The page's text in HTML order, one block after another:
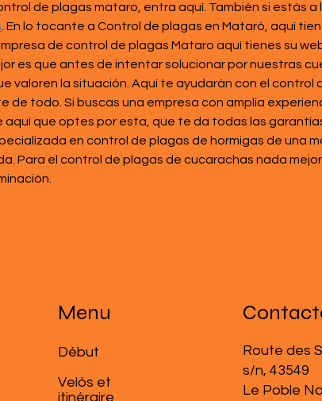
de plagas mataro, entra aquí. También si estás
. En lo tocante a Control de plagas en Mataró, aquí
de control de plagas Mataro aquí tienes su
es que antes de intentar solucionar por nuestras
valoren la situación. Aquí te ayudarán con el
de todo. Si buscas una empresa con amplia
que optes por esta, que te da todas las
en control de plagas de hormigas de una
Para el control de plagas de cucarachas nada
Menu
​Début
Velós et
itinéraire
Route des
s/n, 43549
Le Poble